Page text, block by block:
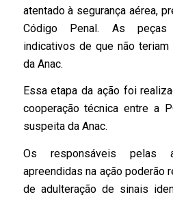
atentado à segurança aérea,
Código Penal. As peças
indicativos de que não
da Anac.
Essa etapa da ação foi
cooperação técnica entre a
suspeita da Anac.
Os responsáveis pelas
apreendidas na ação poderão
de adulteração de sinais